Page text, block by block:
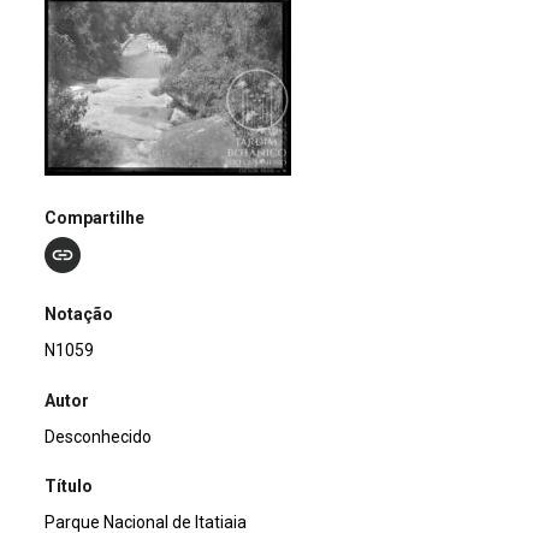
Compartilhe
Notação
N1059
Autor
Desconhecido
Título
Parque Nacional de Itatiaia